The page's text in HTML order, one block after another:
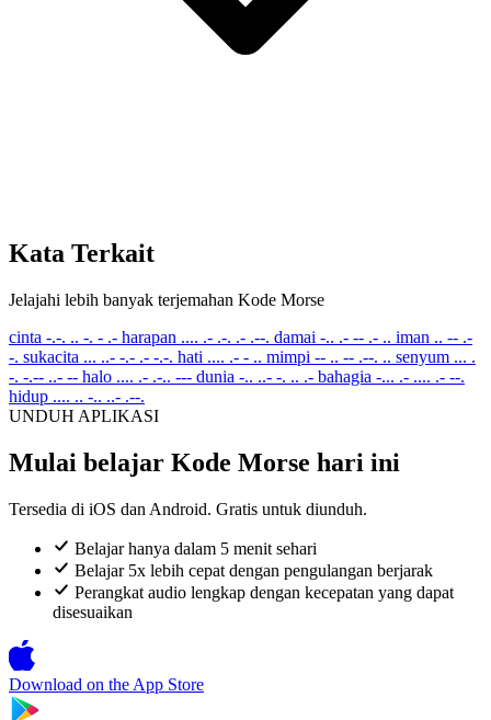
Kata Terkait
Jelajahi lebih banyak terjemahan Kode Morse
cinta -.-. .. -. - .- harapan .... .- .-. .- .--. damai -.. .- -- .- .. iman .. -- .-
-. sukacita ... ..- -.- .- -.-. hati .... .- - .. mimpi -- .. -- .--. .. senyum ... .
-. -.-- ..- -- halo .... .- .-.. --- dunia -.. ..- -. .. .- bahagia -... .- .... .- --.
hidup .... .. -.. ..- .--.
UNDUH APLIKASI
Mulai belajar Kode Morse hari ini
Tersedia di iOS dan Android. Gratis untuk diunduh.
Belajar hanya dalam 5 menit sehari
Belajar 5x lebih cepat dengan pengulangan berjarak
Perangkat audio lengkap dengan kecepatan yang dapat
disesuaikan
Download on the App Store